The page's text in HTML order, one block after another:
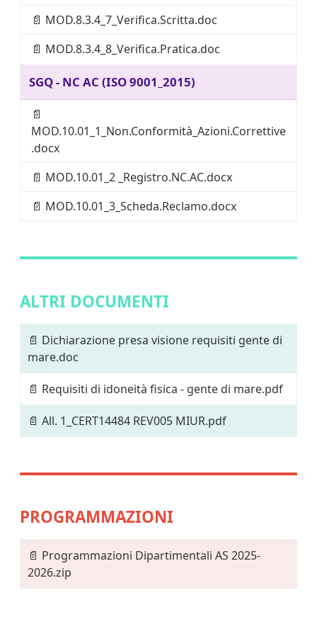
📄 MOD.8.3.4_7_Verifica.Scritta.doc
📄 MOD.8.3.4_8_Verifica.Pratica.doc
SGQ - NC AC (ISO 9001_2015)
📄
MOD.10.01_1_Non.Conformità_Azioni.Correttive
.docx
📄 MOD.10.01_2 _Registro.NC.AC.docx
📄 MOD.10.01_3_Scheda.Reclamo.docx
ALTRI DOCUMENTI
📄 Dichiarazione presa visione requisiti gente di
mare.doc
📄 Requisiti di idoneità fisica - gente di mare.pdf
📄 All. 1_CERT14484 REV005 MIUR.pdf
PROGRAMMAZIONI
📄 Programmazioni Dipartimentali AS 2025-
2026.zip